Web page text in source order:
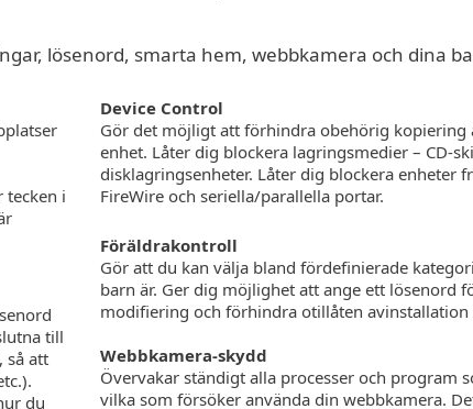
lösenord, smarta hem, webbkamera och dina
tecken i
till
så att
du
Device Control
Gör det möjligt att förhindra obehörig
enhet. Låter dig blockera lagringsmedier – CD-
disklagringsenheter. Låter dig blockera enheter
FireWire och seriella/parallella portar.
Föräldrakontroll
Gör att du kan välja bland fördefinierade
barn är. Ger dig möjlighet att ange ett lösenord
modifiering och förhindra otillåten avinstallation
Webbkamera-skydd
Övervakar ständigt alla processer och program
vilka som försöker använda din webbkamera.